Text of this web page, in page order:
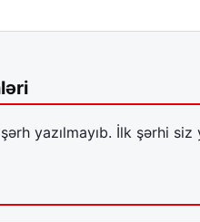
yazılmayıb. İlk şərhi siz